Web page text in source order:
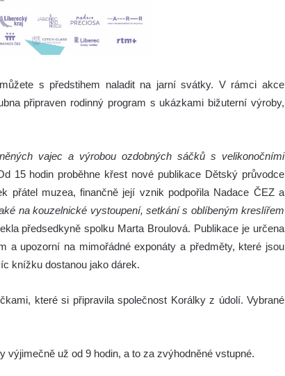
s předstihem naladit na jarní svátky. V rámci akce
připraven rodinný program s ukázkami bižuterní výroby,
vajec a výrobou ozdobných sáčků s velikonočními
15 hodin proběhne křest nové publikace Dětský průvodce
přátel muzea, finančně její vznik podpořila Nadace ČEZ a
na kouzelnické vystoupení, setkání s oblíbeným kreslířem
předsedkyně spolku Marta Broulová. Publikace je určena
a upozorní na mimořádné exponáty a předměty, které jsou
knížku dostanou jako dárek.
které si připravila společnost Korálky z údolí. Vybrané
výjimečně už od 9 hodin, a to za zvýhodněné vstupné.